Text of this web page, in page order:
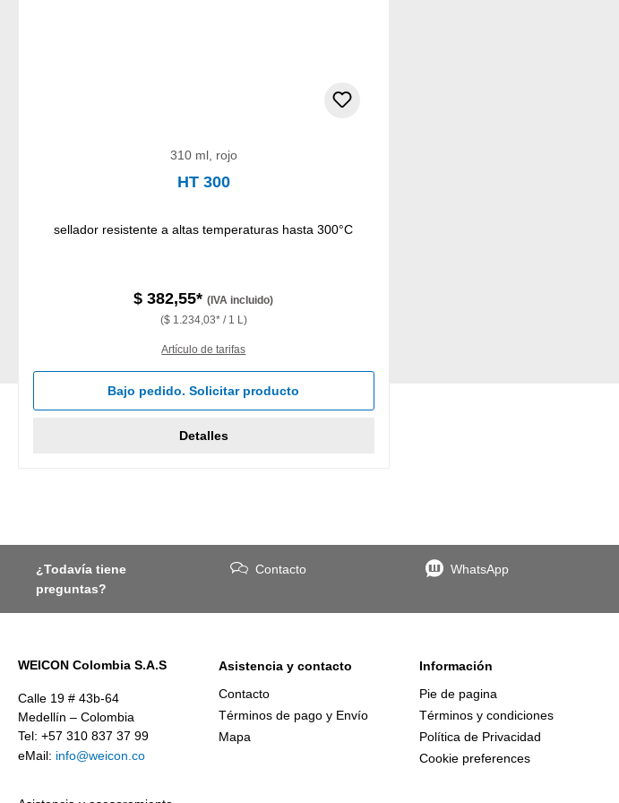
310 ml, rojo
HT 300
sellador resistente a altas temperaturas hasta 300°C
$ 382,55*(IVA incluido)
($ 1.234,03* / 1 L)
Artículo de tarifas
Bajo pedido. Solicitar producto
Detalles
¿Todavía tiene
preguntas?
Contacto WhatsApp
WEICON Colombia S.A.S
Calle 19 # 43b-64
Medellín – Colombia
Tel: +57 310 837 37 99
eMail: info@weicon.co
Asistencia y contacto
Contacto
Términos de pago y Envío
Mapa
Información
Pie de pagina
Términos y condiciones
Política de Privacidad
Cookie preferences